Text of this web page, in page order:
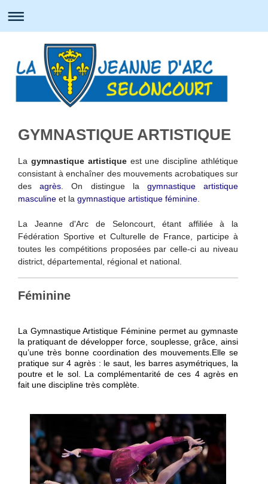
GYMNASTIQUE ARTISTIQUE
La gymnastique artistiqueest une discipline athlétique
consistant à enchaîner des mouvements acrobatiques sur
desagrès. On distingue la gymnastique artistique
masculine et la gymnastique artistique féminine.
La Jeanne d'Arc de Seloncourt, étant affiliée à la
Fédération Sportive et Culturelle de France, participe à
toutes les compétitions proposées par celle-ci au niveau
district, départemental, régional et national.
Féminine
La Gymnastique Artistique Féminine permet au gymnaste
la pratiquant de développer force, souplesse, grâce, ainsi
qu’une très bonne coordination des mouvements.Elle se
pratique sur 4 agrès : le saut, les barres asymétriques, la
poutre et le sol. La complémentarité de ces 4 agrès en
fait une discipline très complète.